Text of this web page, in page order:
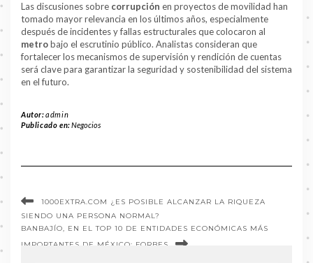
Las discusiones sobre corrupción en proyectos de movilidad han
tomado mayor relevancia en los últimos años, especialmente
después de incidentes y fallas estructurales que colocaron al
metrobajo el escrutinio público. Analistas consideran que
fortalecer los mecanismos de supervisión y rendición de cuentas
será clave para garantizar la seguridad y sostenibilidad del sistema
en el futuro.
Autor:admin
Publicado en:Negocios
1000EXTRA.COM ¿ES POSIBLE ALCANZAR LA RIQUEZA
SIENDO UNA PERSONA NORMAL?
BANBAJÍO, EN EL TOP 10 DE ENTIDADES ECONÓMICAS MÁS
IMPORTANTES DE MÉXICO: FORBES